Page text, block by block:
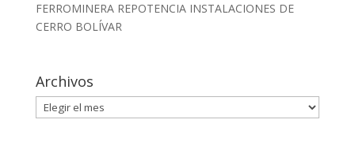
FERROMINERA REPOTENCIA INSTALACIONES DE
CERRO BOLÍVAR
Archivos
Archivos